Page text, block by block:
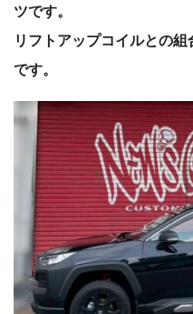
ツです。
リフトアップコイルとの
です。